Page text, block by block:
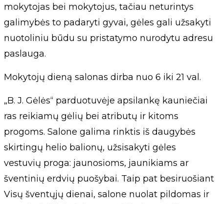
mokytojas bei mokytojus, tačiau neturintys
galimybės to padaryti gyvai, gėles gali užsakyti
nuotoliniu būdu su pristatymo nurodytu adresu
paslauga.
Mokytojų dieną salonas dirba nuo 6 iki 21 val.
„B. J. Gėlės“ parduotuvėje apsilankę kauniečiai
ras reikiamų gėlių bei atributų ir kitoms
progoms. Salone galima rinktis iš daugybės
skirtingų helio balionų, užsisakyti gėles
vestuvių proga: jaunosioms, jaunikiams ar
šventinių erdvių puošybai. Taip pat besiruošiant
Visų šventųjų dienai, salone nuolat pildomas ir